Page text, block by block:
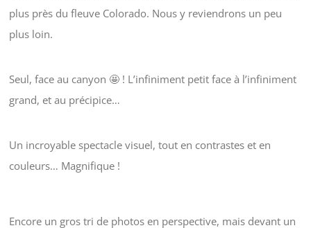
plus près du fleuve Colorado. Nous y reviendrons un peu
plus loin.
Seul, face au canyon 🤩 ! L’infiniment petit face à l’infiniment
grand, et au précipice…
Un incroyable spectacle visuel, tout en contrastes et en
couleurs… Magnifique !
Encore un gros tri de photos en perspective, mais devant un